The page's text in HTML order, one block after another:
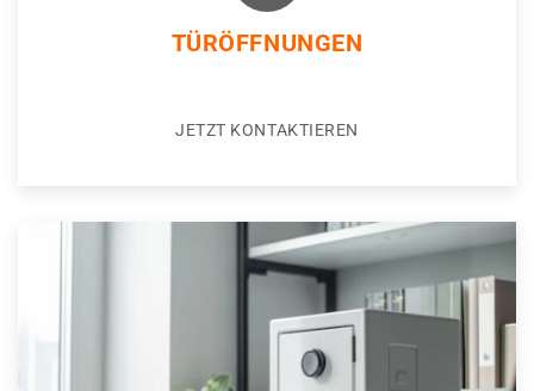
TÜRÖFFNUNGEN
JETZT KONTAKTIEREN